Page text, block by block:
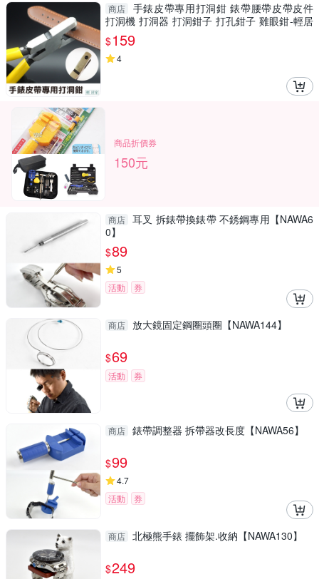
商店
手錶皮帶專用打洞鉗 錶帶腰帶皮帶皮件
打洞機 打洞器 打洞鉗子 打孔鉗子 雞眼鉗-輕居
家8098
$159
4
商品折價券
150元
商店 耳叉 拆錶帶換錶帶 不銹鋼專用【NAWA6
0】
$89
5
活動
券
商店 放大鏡固定鋼圈頭圈【NAWA144】
$69
活動 券
商店 錶帶調整器 拆帶器改長度【NAWA56】
$99
4.7
活動
券
商店 北極熊手錶 擺飾架.收納【NAWA130】
$249